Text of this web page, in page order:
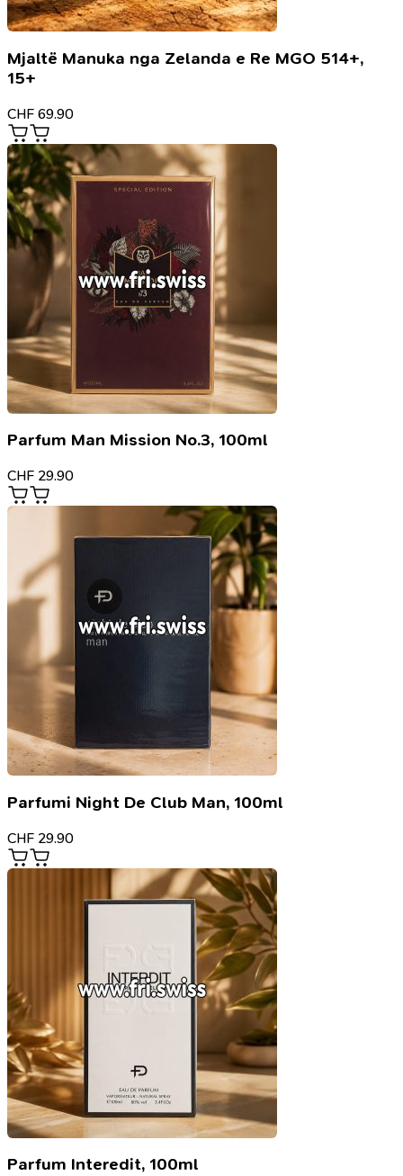
Mjaltë Manuka nga Zelanda e Re MGO 514+,
15+
CHF 69.90
Parfum Man Mission No.3, 100ml
CHF 29.90
Parfumi Night De Club Man, 100ml
CHF 29.90
Parfum Interedit, 100ml